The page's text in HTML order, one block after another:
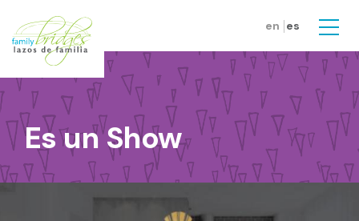
en es
Es un Show